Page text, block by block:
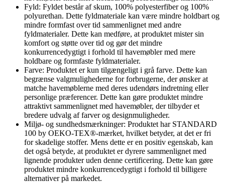
Fyld: Fyldet består af skum, 100% polyesterfiber og 100%
polyurethan. Dette fyldmateriale kan være mindre holdbart og
mindre formfast over tid sammenlignet med andre
fyldmaterialer. Dette kan medføre, at produktet mister sin
komfort og støtte over tid og gør det mindre
konkurrencedygtigt i forhold til havemøbler med mere
holdbare og formfaste fyldmaterialer.
Farve: Produktet er kun tilgængeligt i grå farve. Dette kan
begrænse valgmulighederne for forbrugerne, der ønsker at
matche havemøblerne med deres udendørs indretning eller
personlige præferencer. Dette kan gøre produktet mindre
attraktivt sammenlignet med havemøbler, der tilbyder et
bredere udvalg af farver og designmuligheder.
Miljø- og sundhedsmærkninger: Produktet har STANDARD
100 by OEKO-TEX®-mærket, hvilket betyder, at det er fri
for skadelige stoffer. Mens dette er en positiv egenskab, kan
det også betyde, at produktet er dyrere sammenlignet med
lignende produkter uden denne certificering. Dette kan gøre
produktet mindre konkurrencedygtigt i forhold til billigere
alternativer på markedet.